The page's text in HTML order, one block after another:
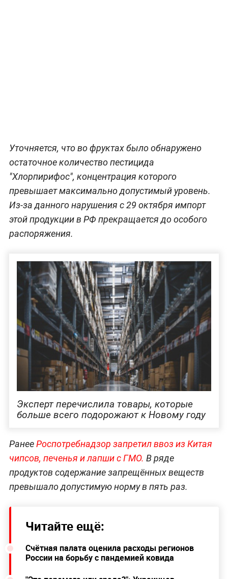
Уточняется, что во фруктах было обнаружено
остаточное количество пестицида
"Хлорпирифос", концентрация которого
превышает максимально допустимый уровень.
Из-за данного нарушения с 29 октября импорт
этой продукции в РФ прекращается до особого
распоряжения.
Эксперт перечислила товары, которые
больше всего подорожают к Новому году
РанееРоспотребнадзор запретил ввоз из Китая
чипсов, печенья и лапши с ГМО. В ряде
продуктов содержание запрещённых веществ
превышало допустимую норму в пять раз.
Читайте ещё:
Счётная палата оценила расходы регионов
России на борьбу с пандемией ковида